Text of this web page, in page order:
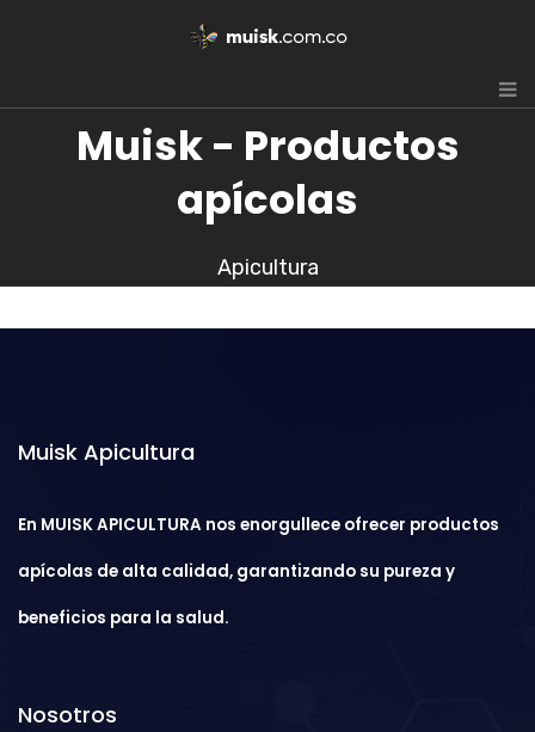
Muisk - Productos
apícolas
Apicultura
Muisk Apicultura
En MUISK APICULTURA nos enorgullece ofrecer productos
apícolas de alta calidad, garantizando su pureza y
beneficios para la salud.
Nosotros